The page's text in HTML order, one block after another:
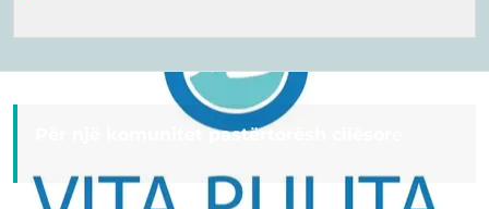
Për një komunitet pastërtorësh cilësor